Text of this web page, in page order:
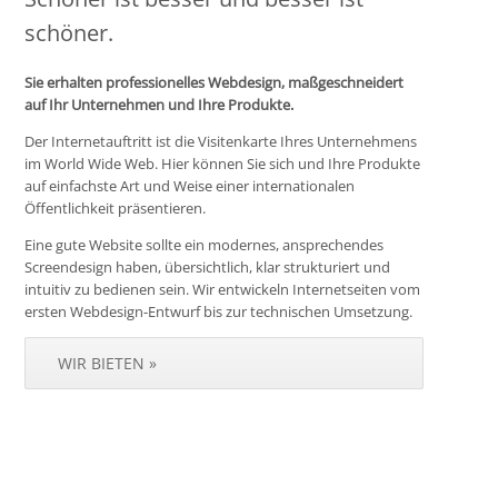
schöner.
Sie erhalten professionelles Webdesign, maßgeschneidert
auf Ihr Unternehmen und Ihre Produkte.
Der Internetauftritt ist die Visitenkarte Ihres Unternehmens
im World Wide Web. Hier können Sie sich und Ihre Produkte
auf einfachste Art und Weise einer internationalen
Öffentlichkeit präsentieren.
Eine gute Website sollte ein modernes, ansprechendes
Screendesign haben, übersichtlich, klar strukturiert und
intuitiv zu bedienen sein. Wir entwickeln Internetseiten vom
ersten Webdesign-Entwurf bis zur technischen Umsetzung.
WIR BIETEN »